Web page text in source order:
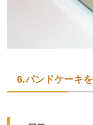
6.パンドケーキを